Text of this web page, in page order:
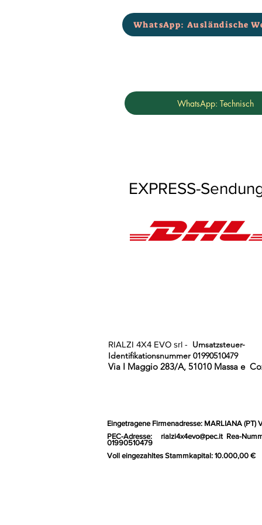
WhatsApp: Ausländische
WhatsApp: Technisch
EXPRESS-
RIALZI 4X4 EVO srl - Umsatzsteuer-
Identifikationsnummer 01990510479
Via I Maggio 283/A, 51010 Massa e
Eingetragene Firmenadresse: MARLIANA (PT)
PEC-Adresse:
rialzi4x4evo@pec.it Rea-
01990510479
Voll eingezahltes Stammkapital: 10.000,00 €